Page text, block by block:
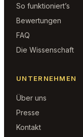
So funktioniert’s
Bewertungen
FAQ
Die Wissenschaft
UNTERNEHMEN
Über uns
Presse
Kontakt